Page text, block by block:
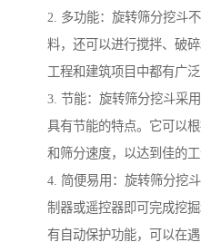
2. 多功能：旋转筛分挖斗
料，还可以进行搅拌、破
工程和建筑项目中都有广泛
3. 节能：旋转筛分挖斗采
具有节能的特点。它可以
和筛分速度，以达到佳的工
4. 简便易用：旋转筛分挖
制器或遥控器即可完成挖
有自动保护功能，可以在